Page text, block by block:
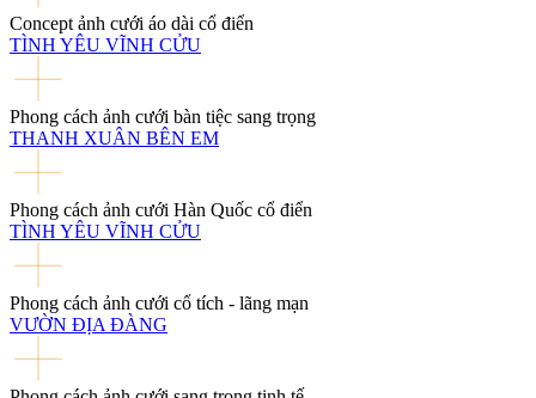
Concept ảnh cưới áo dài cổ điển
TÌNH YÊU VĨNH CỬU
Phong cách ảnh cưới bàn tiệc sang trọng
THANH XUÂN BÊN EM
Phong cách ảnh cưới Hàn Quốc cổ điển
TÌNH YÊU VĨNH CỬU
Phong cách ảnh cưới cổ tích - lãng mạn
VƯỜN ĐỊA ĐÀNG